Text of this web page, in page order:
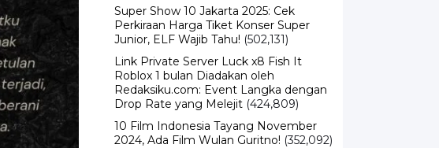
Super Show 10 Jakarta 2025: Cek
Perkiraan Harga Tiket Konser Super
Junior, ELF Wajib Tahu! (502,131)
Link Private Server Luck x8 Fish It
Roblox 1 bulan Diadakan oleh
Redaksiku.com: Event Langka dengan
Drop Rate yang Melejit (424,809)
10 Film Indonesia Tayang November
2024, Ada Film Wulan Guritno! (352,092)